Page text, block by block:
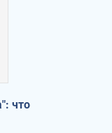
что